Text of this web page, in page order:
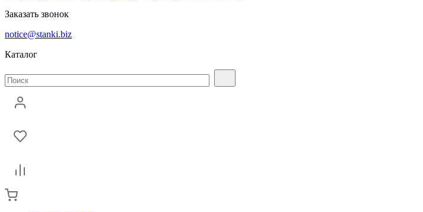
Заказать звонок
notice@stanki.biz
Каталог